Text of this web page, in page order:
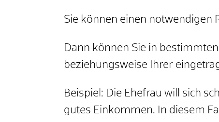
Sie können einen notwendigen
Dann können Sie in
beziehungsweise Ihrer
Beispiel: Die Ehefrau will sich
gutes Einkommen. In diesem